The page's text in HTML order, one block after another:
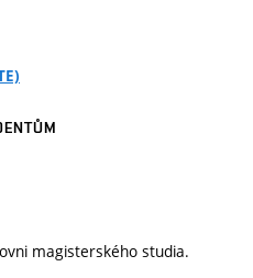
magisterského studia.